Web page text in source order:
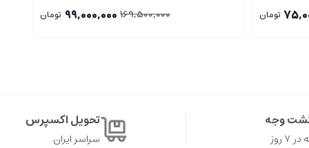
تومان
169,500,000
99,000,000 تومان
وجه
روز
تحویل اکسپرس
سراسر ایران